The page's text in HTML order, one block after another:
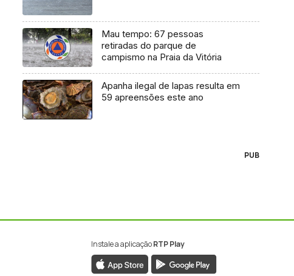
Mau tempo: 67 pessoas
retiradas do parque de
campismo na Praia da Vitória
Apanha ilegal de lapas resulta em
59 apreensões este ano
PUB
Instale a aplicaçãoRTP Play